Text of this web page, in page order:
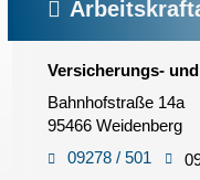
Versicherungs-
Bahnhofstraße 14a
95466 Weidenberg
09278 / 501